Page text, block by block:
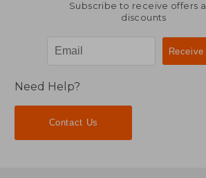
Subscribe to receive offers
discounts
Need Help?
Contact Us